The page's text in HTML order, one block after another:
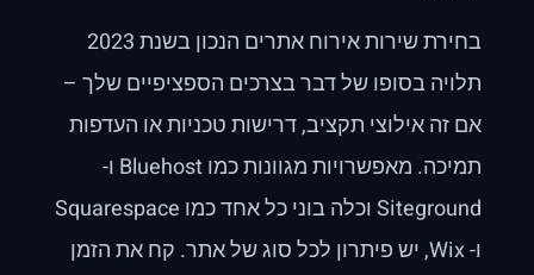
בחירת שירות אירוח אתרים הנכון בשנת 2023
תלויה בסופו של דבר בצרכים הספציפיים שלך –
אם זה אילוצי תקציב, דרישות טכניות או העדפות
תמיכה. מאפשרויות מגוונות כמו Bluehost ו-
Siteground וכלה בוני כל אחד כמו Squarespace
ו- Wix, יש פיתרון לכל סוג של אתר. קח את הזמן